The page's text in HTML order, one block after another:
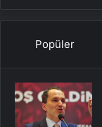
Popüler